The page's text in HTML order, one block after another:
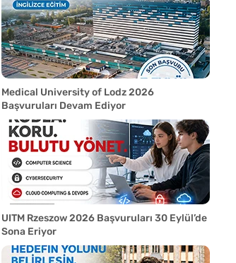
Medical University of Lodz 2026
Başvuruları Devam Ediyor
UITM Rzeszow 2026 Başvuruları 30 Eylül’de
Sona Eriyor